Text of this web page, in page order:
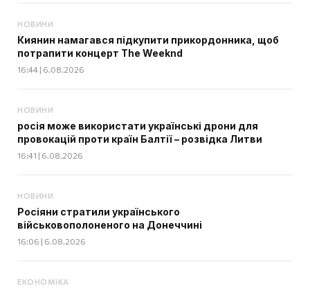
НОВИНИ
Киянин намагався підкупити прикордонника, щоб
потрапити концерт The Weeknd
16:44 | 6.08.2026
НОВИНИ
росія може використати українські дрони для
провокацій проти країн Балтії – розвідка Литви
16:41 | 6.08.2026
НОВИНИ
Росіяни стратили українського
військовополоненого на Донеччині
16:06 | 6.08.2026
ЕКОНОМІКА